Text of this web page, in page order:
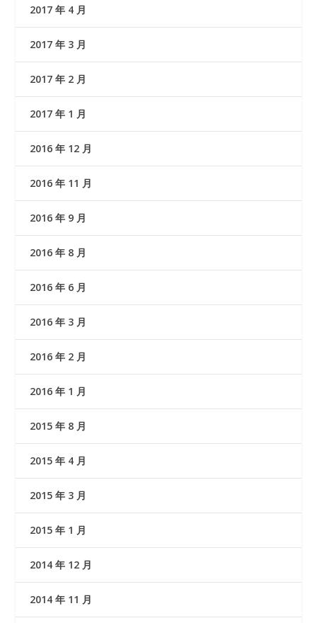
2017 年 4 月
2017 年 3 月
2017 年 2 月
2017 年 1 月
2016 年 12 月
2016 年 11 月
2016 年 9 月
2016 年 8 月
2016 年 6 月
2016 年 3 月
2016 年 2 月
2016 年 1 月
2015 年 8 月
2015 年 4 月
2015 年 3 月
2015 年 1 月
2014 年 12 月
2014 年 11 月